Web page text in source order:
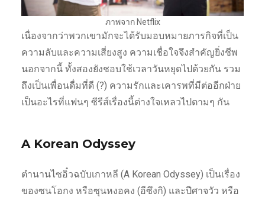
ภาพจาก Netflix
เนื่องจากว่าพวกเขามักจะได้รับมอบหมายภารกิจที่เป็น
ความลับและความเสี่ยงสูง ความเชื่อใจจึงสำคัญยิ่งชีพ
นอกจากนี้ ทั้งสองยังชอบใช้เวลาวันหยุดไปด้วยกัน รวม
ถึงเป็นเพื่อนดื่มที่ดี (?) ความรักและเคารพที่มีต่ออีกฝ่าย
เป็นอะไรที่แฟนๆ ซีรีส์เรื่องนี้ต่างใจเหลวไปตามๆ กัน
A Korean Odyssey
ตำนานไซอิ๋วฉบับเกาหลี (A Korean Odyssey) เป็นเรื่อง
ของซนโอกง หรือซุนหงอคง (อีซึงกิ) และปีศาจวัว หรือ